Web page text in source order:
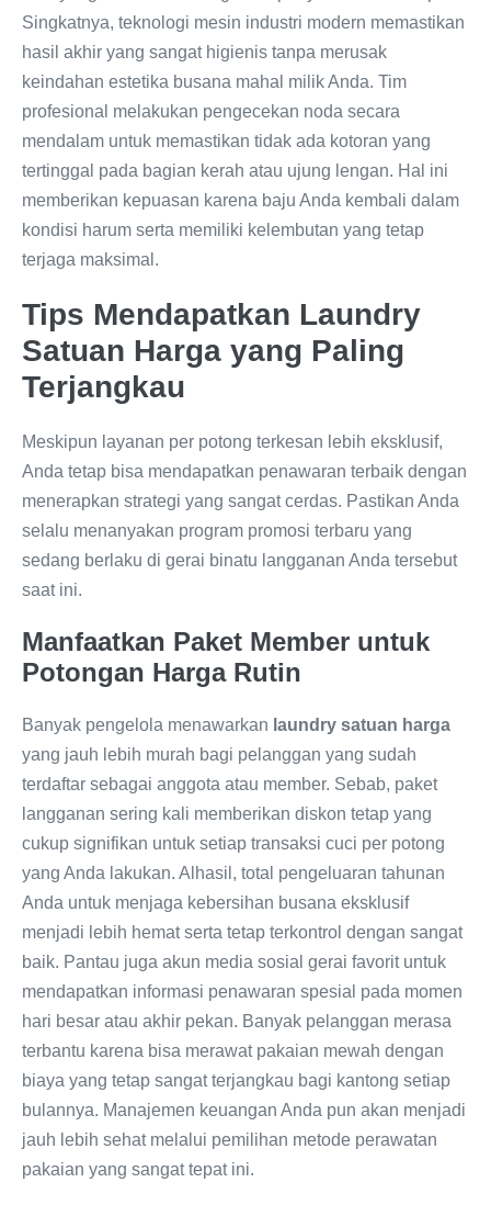
Singkatnya, teknologi mesin industri modern memastikan
hasil akhir yang sangat higienis tanpa merusak
keindahan estetika busana mahal milik Anda. Tim
profesional melakukan pengecekan noda secara
mendalam untuk memastikan tidak ada kotoran yang
tertinggal pada bagian kerah atau ujung lengan. Hal ini
memberikan kepuasan karena baju Anda kembali dalam
kondisi harum serta memiliki kelembutan yang tetap
terjaga maksimal.
Tips Mendapatkan Laundry
Satuan Harga yang Paling
Terjangkau
Meskipun layanan per potong terkesan lebih eksklusif,
Anda tetap bisa mendapatkan penawaran terbaik dengan
menerapkan strategi yang sangat cerdas. Pastikan Anda
selalu menanyakan program promosi terbaru yang
sedang berlaku di gerai binatu langganan Anda tersebut
saat ini.
Manfaatkan Paket Member untuk
Potongan Harga Rutin
Banyak pengelola menawarkan laundry satuan harga
yang jauh lebih murah bagi pelanggan yang sudah
terdaftar sebagai anggota atau member. Sebab, paket
langganan sering kali memberikan diskon tetap yang
cukup signifikan untuk setiap transaksi cuci per potong
yang Anda lakukan. Alhasil, total pengeluaran tahunan
Anda untuk menjaga kebersihan busana eksklusif
menjadi lebih hemat serta tetap terkontrol dengan sangat
baik. Pantau juga akun media sosial gerai favorit untuk
mendapatkan informasi penawaran spesial pada momen
hari besar atau akhir pekan. Banyak pelanggan merasa
terbantu karena bisa merawat pakaian mewah dengan
biaya yang tetap sangat terjangkau bagi kantong setiap
bulannya. Manajemen keuangan Anda pun akan menjadi
jauh lebih sehat melalui pemilihan metode perawatan
pakaian yang sangat tepat ini.